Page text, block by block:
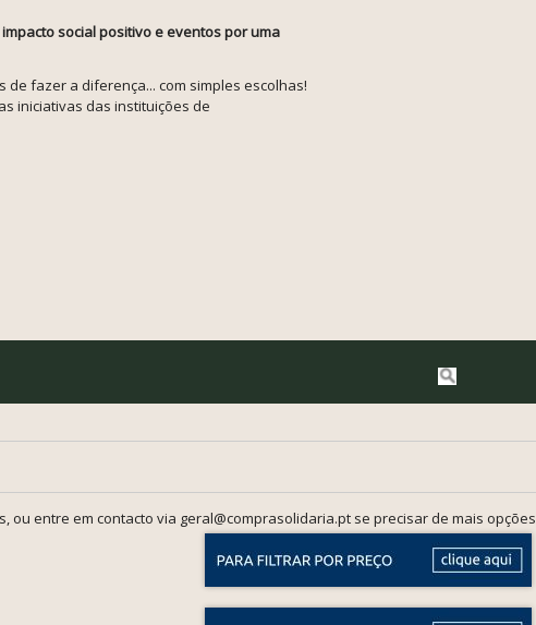
social positivo e eventos por uma
de fazer a diferença... com simples escolhas!
iniciativas das instituições de
entre em contacto via geral@comprasolidaria.pt se precisar de mais opções